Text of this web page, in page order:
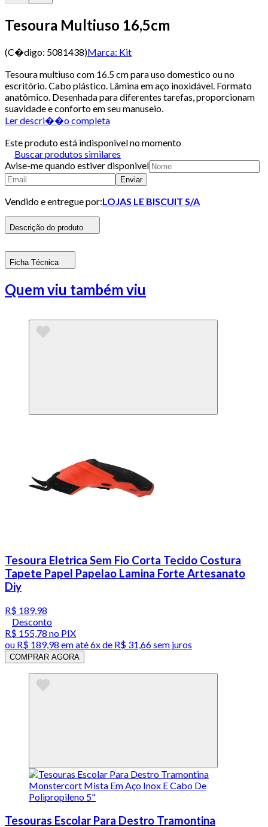
Tesoura Multiuso 16,5cm
(C�digo: 5081438)Marca: Kit
Tesoura multiuso com 16.5 cm para uso domestico ou no
escritório. Cabo plástico. Lâmina em aço inoxidável. Formato
anatômico. Desenhada para diferentes tarefas, proporcionam
suavidade e conforto em seu manuseio.
Ler descri��o completa
Este produto está indisponivel no momento
Buscar produtos similares
Avise-me quando estiver disponivel
Enviar
Vendido e entregue por:LOJAS LE BISCUIT S/A
Descrição do produto
Ficha Técnica
Quem viu também viu
Tesoura Eletrica Sem Fio Corta Tecido Costura
Tapete Papel Papelao Lamina Forte Artesanato
Diy
R$ 189,98
Desconto
R$ 155,78 no PIX
ou R$ 189,98 em até6x de R$ 31,66 sem juros
COMPRAR AGORA
Tesouras Escolar Para Destro Tramontina